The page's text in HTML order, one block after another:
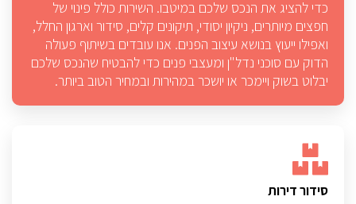
כדי להציג את הנכס שלכם במיטבו. השירות כולל פינוי של
חפצים מיותרים, ניקיון יסודי, תיקונים קלים, סידור וארגון החלל,
ואפילו ייעוץ בנושא עיצוב הפנים. אנו עובדים בשיתוף פעולה
הדוק עם סוכני נדל"ן ומעצבי פנים כדי להבטיח שהנכס שלכם
יבלוט בשוק ויימכר או יושכר במהירות ובמחיר הטוב ביותר.
סידור דירות